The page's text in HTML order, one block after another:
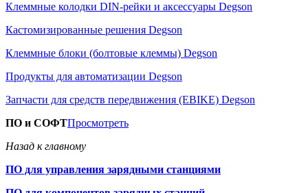
Клеммные колодки DIN-рейки и аксессуары Degson
Кастомизированные решения Degson
Клеммные блоки (болтовые клеммы) Degson
Продукты для автоматизации Degson
Запчасти для средств передвижения (EBIKE) Degson
ПО и СОФТПросмотреть
Назад к главному
ПО для управления зарядными станциями